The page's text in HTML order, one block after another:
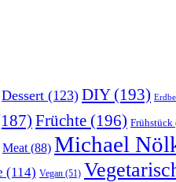
Dessert (123) DIY(193)
Früchte (196) Frühstück
Meat (88) Michael
(114) Vegan (51)